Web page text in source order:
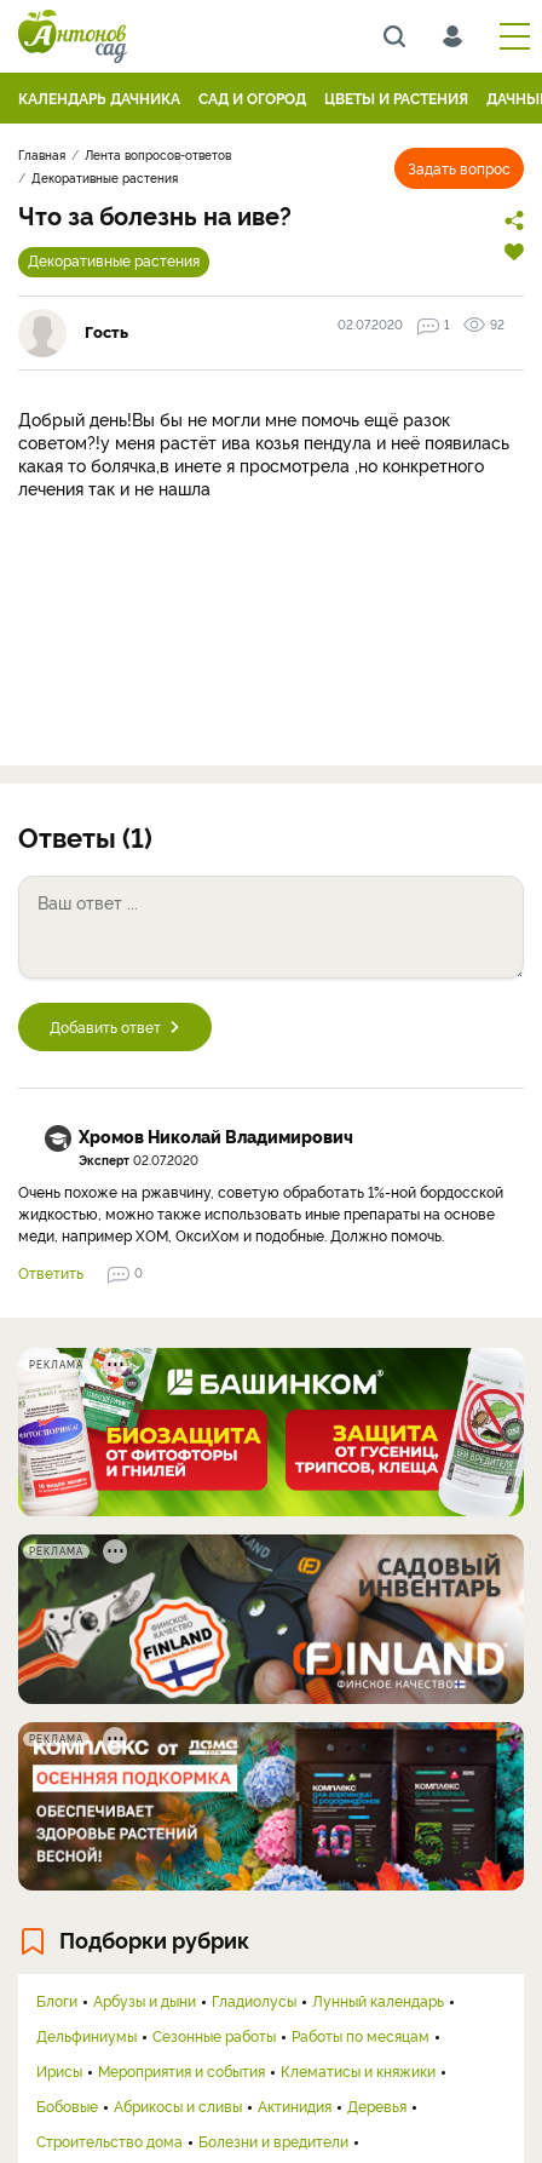
КАЛЕНДАРЬ ДАЧНИКА САД И ОГОРОД ЦВЕТЫ И РАСТЕНИЯ
Задать вопрос
Главная
Лента вопросов-ответов
Декоративные растения
Что за болезнь на иве?
Декоративные растения
Гость 02.07.2020 1 92
Добрый день!Вы бы не могли мне помочь ещё разок
советом?!у меня растёт ива козья пендула и неё появилась
какая то болячка,в инете я просмотрела ,но конкретного
лечения так и не нашла
Ответы (1)
Добавить ответ
Хромов Николай Владимирович
Эксперт 02.07.2020
Очень похоже на ржавчину, советую обработать 1%-ной бордосской
жидкостью, можно также использовать иные препараты на основе
меди, например ХОМ, ОксиХом и подобные. Должно помочь.
Ответить
0
РЕКЛАМА
РЕКЛАМА
РЕКЛАМА
Подборки рубрик
Блоги Арбузы и дыни Гладиолусы
Лунный календарь
Дельфиниумы
Сезонные работы
Работы по месяцам
Ирисы
Мероприятия и события
Клематисы и княжики
Бобовые
Абрикосы и сливы Актинидия
Деревья
Строительство дома
Болезни и вредители